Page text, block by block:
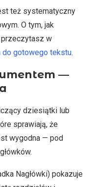
też systematyczny
O tym, jak
w
do gotowego tekstu.
—
dziesiątki lub
sprawiają, że
wygodna — pod
Nagłówki) pokazuje